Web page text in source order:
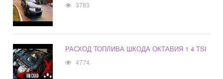
3783
РАСХОД ТОПЛИВА ШКОДА ОКТАВИЯ 1 4 TSI
4774